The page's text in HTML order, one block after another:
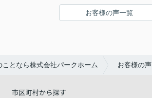
しみにしています。
改めて、ありがとうございました。
お客様の声一覧
となら株式会社パークホーム お客様の声
市区町村から探す